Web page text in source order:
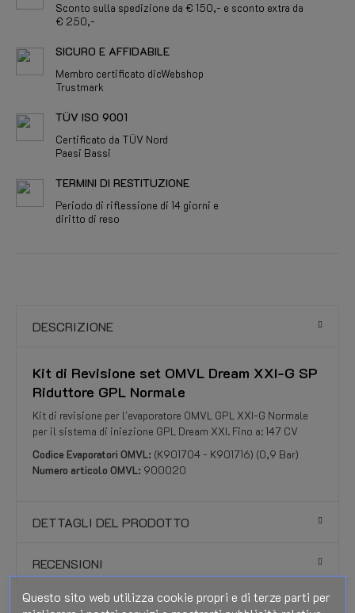
Sconto sulla spedizione da € 150,- e sconto extra da
€ 250,-
SICURO E AFFIDABILE
Membro certificato dicWebshop
Trustmark
TÜV ISO 9001
Certificato da TÜV Nord
Paesi Bassi
TERMINI DI RESTITUZIONE
Periodo di riflessione di 14 giorni e
diritto di reso
DESCRIZIONE
Kit di Revisione set OMVL Dream XXI-G SP
Riduttore GPL Normale
Kit di revisione per l'evaporatore OMVL GPL XXI-G Normale
per il sistema di iniezione GPL Dream XXI. Fino a: 147 CV
Codice Evaporatori OMVL: (K901704 - K901716) (0,9 Bar)
Numero articolo OMVL: 900020
DETTAGLI DEL PRODOTTO
RECENSIONI
Questo sito web utilizza cookie propri e di terze parti per